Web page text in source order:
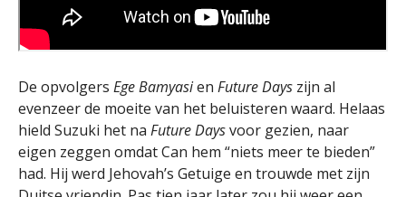
De opvolgers Ege Bamyasien Future Days zijn al
evenzeer de moeite van het beluisteren waard. Helaas
hield Suzuki het na Future Daysvoor gezien, naar
eigen zeggen omdat Can hem “niets meer te bieden”
had. Hij werd Jehovah’s Getuige en trouwde met zijn